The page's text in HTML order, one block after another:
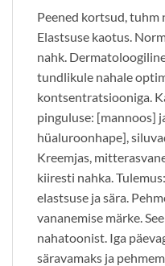
Peened kortsud, tuhm
Elastsuse kaotus.
nahk.
tundlikule nahale
kontsentratsiooniga.
pinguluse: [mannoos]
hüaluroonhape],
Kreemjas,
kiiresti nahka.
elastsuse ja sära.
vananemise märke.
nahatoonist. Iga
säravamaks ja